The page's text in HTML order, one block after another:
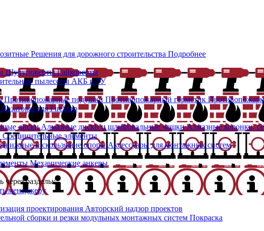
Решения для дорожного строительства Подробнее
ШуруповертыГайковерты
пылесосы АКБ и ЗУ
Противопожарные подушки Противопожарный герметик
Дозаторы для FireStop
дискиАлмазные диски и шлифовальные чашкиАлмазные коронки,
Соединительные элементы
и скользящие опоры Аксессуары для монтажных систем
Механические анкеры
разделы:
менеджеру
проектирования Авторский надзор проектов
сборки и резки модульных монтажных систем Покраска